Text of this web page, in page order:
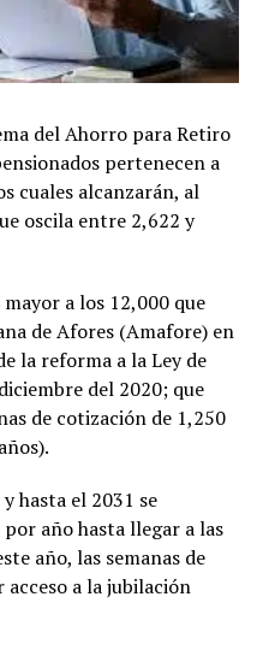
del Ahorro para Retiro
pertenecen a
cuales alcanzarán, al
oscila entre 2,622 y
a los 12,000 que
de Afores (Amafore) en
la reforma a la Ley de
del 2020; que
de cotización de 1,250
hasta el 2031 se
año hasta llegar a las
año, las semanas de
a la jubilación